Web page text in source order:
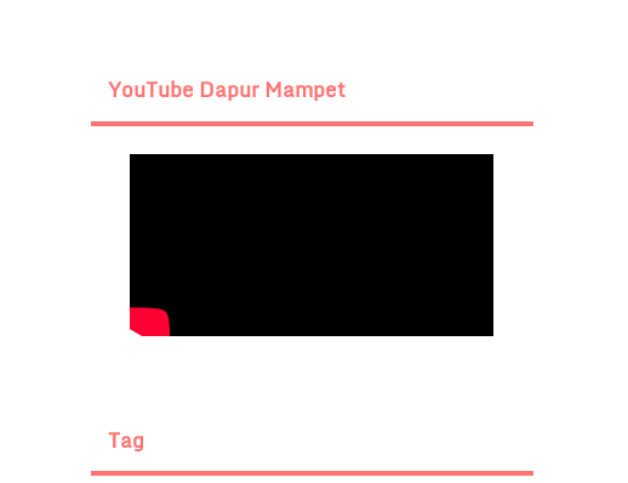
YouTube Dapur Mampet
Tag